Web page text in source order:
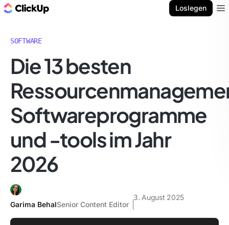
Loslegen
SOFTWARE
Die 13 besten
Softwareprogramme
und -tools im Jahr
2026
Garima BehalSenior Content Editor
3. August 2025